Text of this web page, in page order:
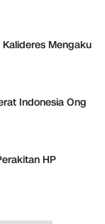
Mengaku
Indonesia Ong
HP